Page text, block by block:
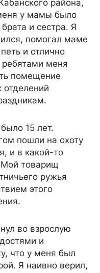
района,
у мамы было
и сестра. Я
помогал маме
и отлично
меня
помещение
отделений
15 лет.
пошли на охоту
и в какой-то
Мой товарищ
ружья
этого
во взрослую
и
что у меня был
Я наивно верил,